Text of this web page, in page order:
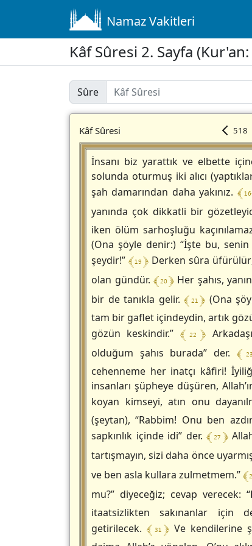
Namaz Vakitleri
Kâf Sûresi 2. Sayfa
Sûre
Kâf Sûresi 518
İnsanı biz yarattık ve elbette
solunda oturmuş iki alıcı
şah damarından daha yakınız. ﴿
yanında çok dikkatli bir
iken ölüm sarhoşluğu
(Ona şöyle denir:) “İşte bu,
şeydir!”﴾ 19 ﴿Derken sûra üfürülür;
olan gündür.﴾ 20 ﴿Her şahıs,
bir de tanıkla gelir. ﴾ 21 ﴿ (Ona
tam bir gaflet içindeydin, artık
gözün keskindir.” ﴾ 22 ﴿
olduğum şahıs burada” der. ﴿
cehenneme her inatçı kâfiri!
insanları şüpheye düşüren,
koyan kimseyi, atın onu
(şeytan), “Rabbim! Onu ben
sapkınlık içinde idi” der.﴾ 27 ﴿
tartışmayın, sizi daha önce
ve ben asla kullara zulmetmem.”﴿
mu?” diyeceğiz; cevap verecek:
itaatsizlikten sakınanlar için
getirilecek. ﴾ 31 ﴿ Ve kendilerine